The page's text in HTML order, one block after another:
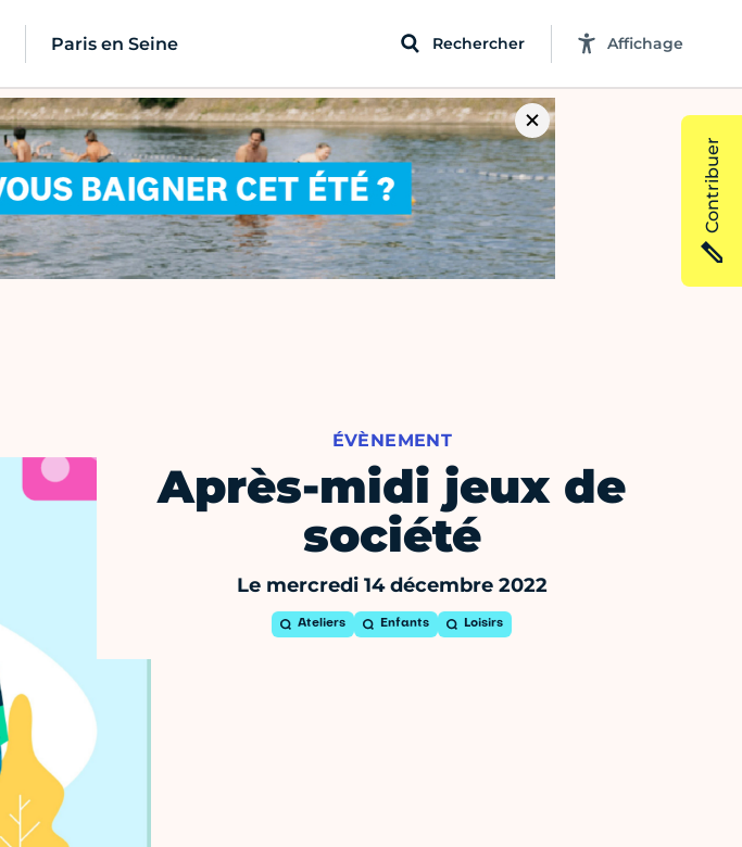
Paris en Seine Rechercher Affichage
ÉVÈNEMENT
Après-midi jeux de
société
Le mercredi 14 décembre 2022
Ateliers Enfants Loisirs
Contribuer